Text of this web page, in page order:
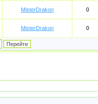
MisterDrakon 0
MisterDrakon 0